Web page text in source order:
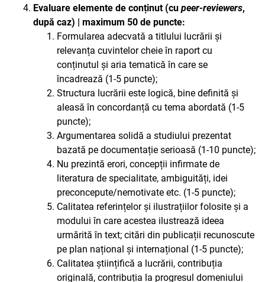
Evaluare elemente de conținut (cu peer-reviewers,
după caz) | maximum 50 de puncte:
Formularea adecvată a titlului lucrării și
relevanța cuvintelor cheie în raport cu
conținutul și aria tematică în care se
încadrează (1-5 puncte);
Structura lucrării este logică, bine definită și
aleasă în concordanță cu tema abordată (1-5
puncte);
Argumentarea solidă a studiului prezentat
bazată pe documentație serioasă (1-10 puncte);
Nu prezintă erori, concepții infirmate de
literatura de specialitate, ambiguități, idei
preconcepute/nemotivate etc. (1-5 puncte);
Calitatea referințelor și ilustrațiilor folosite și a
modului în care acestea ilustrează ideea
urmărită în text; citări din publicații recunoscute
pe plan național și internațional (1-5 puncte);
Calitatea științifică a lucrării, contribuția
originală, contribuția la progresul domeniului